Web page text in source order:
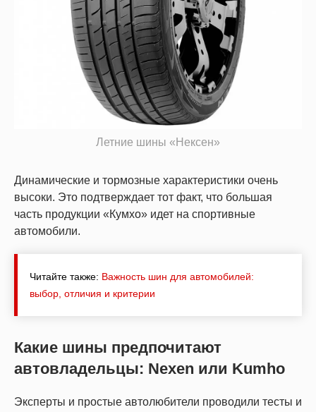
Летние шины «Нексен»
Динамические и тормозные характеристики очень
высоки. Это подтверждает тот факт, что большая
часть продукции «Кумхо» идет на спортивные
автомобили.
Читайте также: Важность шин для автомобилей:
выбор, отличия и критерии
Какие шины предпочитают
автовладельцы: Nexen или Kumho
Эксперты и простые автолюбители проводили тесты и